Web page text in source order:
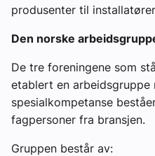
produsenter til
Den norske
De tre foreningene som
etablert en arbeidsgruppe
spesialkompetanse
fagpersoner fra bransjen.
Gruppen består av: